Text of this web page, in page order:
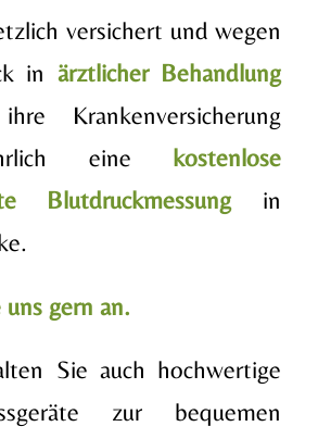
versichert und wegen
in ärztlicher Behandlung
Krankenversicherung
eine kostenlose
Blutdruckmessung in
gern an.
Sie auch hochwertige
zur bequemen